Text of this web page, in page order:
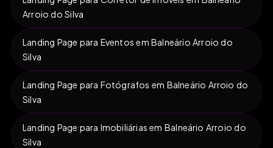
Arroio do Silva
Landing Page para Eventos em Balneário Arroio do
Silva
Landing Page para Fotógrafos em Balneário Arroio do
Silva
Landing Page para Imobiliárias em Balneário Arroio do
Silva